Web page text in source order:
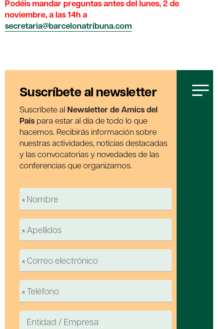
Podéis mandar preguntas antes del lunes, 2 de
noviembre, a las 14h a
secretaria@barcelonatribuna.com
Suscríbete al newsletter
Suscríbete al Newsletter de Amics del
País para estar al día de todo lo que
hacemos. Recibirás información sobre
nuestras actividades, noticias destacadas
y las convocatorias y novedades de las
conferencias que organizamos.